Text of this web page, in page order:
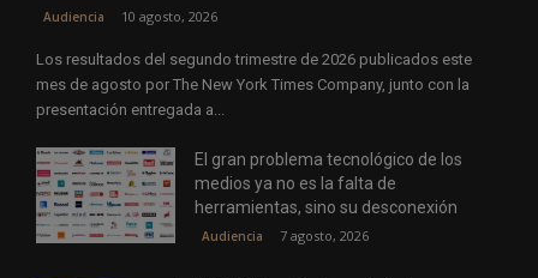
Audiencia 10 agosto, 2026
Los resultados del segundo trimestre de 2026 publicados este
mes de agosto por The New York Times Company, junto con la
presentación entregada a...
El gran problema tecnológico de los
medios ya no es la falta de
herramientas, sino su desconexión
Audiencia 7 agosto, 2026